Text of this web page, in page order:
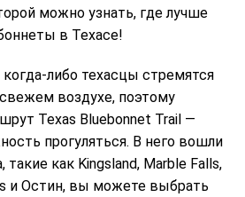
можно узнать, где лучше
в Техасе!
либо техасцы стремятся
воздухе, поэтому
Texas Bluebonnet Trail —
прогуляться. В него вошли
как Kingsland, Marble Falls,
и Остин, вы можете выбрать